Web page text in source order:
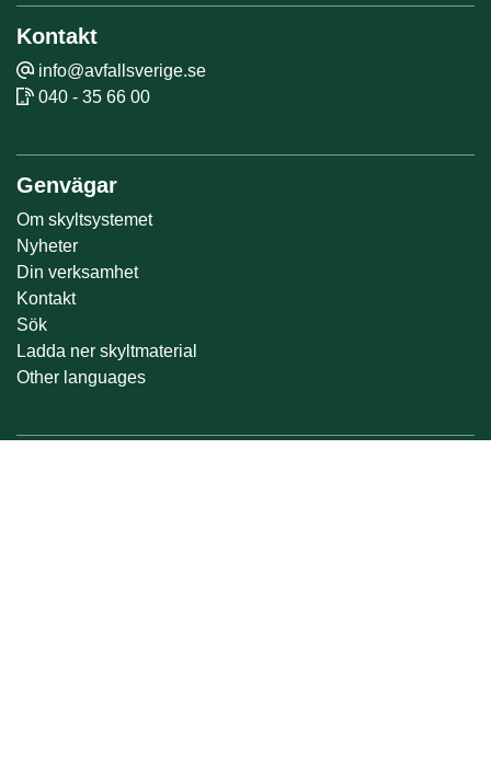
Kontakt
info@avfallsverige.se
040 - 35 66 00
Genvägar
Om skyltsystemet
Nyheter
Din verksamhet
Kontakt
Sök
Ladda ner skyltmaterial
Other languages